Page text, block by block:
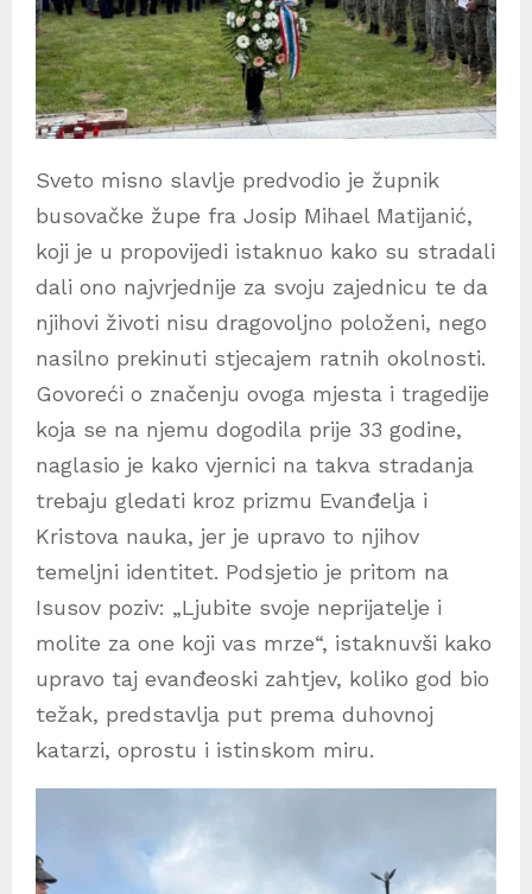
Sveto misno slavlje predvodio je župnik
busovačke župe fra Josip Mihael Matijanić,
koji je u propovijedi istaknuo kako su stradali
dali ono najvrjednije za svoju zajednicu te da
njihovi životi nisu dragovoljno položeni, nego
nasilno prekinuti stjecajem ratnih okolnosti.
Govoreći o značenju ovoga mjesta i tragedije
koja se na njemu dogodila prije 33 godine,
naglasio je kako vjernici na takva stradanja
trebaju gledati kroz prizmu Evanđelja i
Kristova nauka, jer je upravo to njihov
temeljni identitet. Podsjetio je pritom na
Isusov poziv: „Ljubite svoje neprijatelje i
molite za one koji vas mrze“, istaknuvši kako
upravo taj evanđeoski zahtjev, koliko god bio
težak, predstavlja put prema duhovnoj
katarzi, oprostu i istinskom miru.